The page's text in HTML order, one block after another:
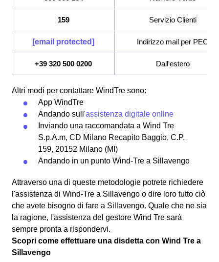
159 Servizio Clienti
[email protected] Indirizzo mail per PEC
+39 320 500 0200 Dall'estero
Altri modi per contattare WindTre sono:
App WindTre
Andando sull'assistenza digitale online
Inviando una raccomandata a Wind Tre
S.p.A.m, CD Milano Recapito Baggio, C.P.
159, 20152 Milano (MI)
Andando in un punto Wind-Tre a Sillavengo
Attraverso una di queste metodologie potrete richiedere
l'assistenza di Wind-Tre a Sillavengo o dire loro tutto ciò
che avete bisogno di fare a Sillavengo. Quale che ne sia
la ragione, l'assistenza del gestore Wind Tre sarà
sempre pronta a rispondervi.
Scopri come effettuare una disdetta con Wind Tre a
Sillavengo